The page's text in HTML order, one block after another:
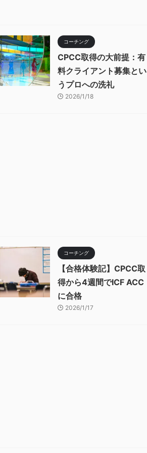
コーチング
CPCC取得の大前提：有
料クライアント募集とい
うプロへの洗礼
2026/1/18
コーチング
【合格体験記】CPCC取
得から4週間でICF ACC
に合格
2026/1/17